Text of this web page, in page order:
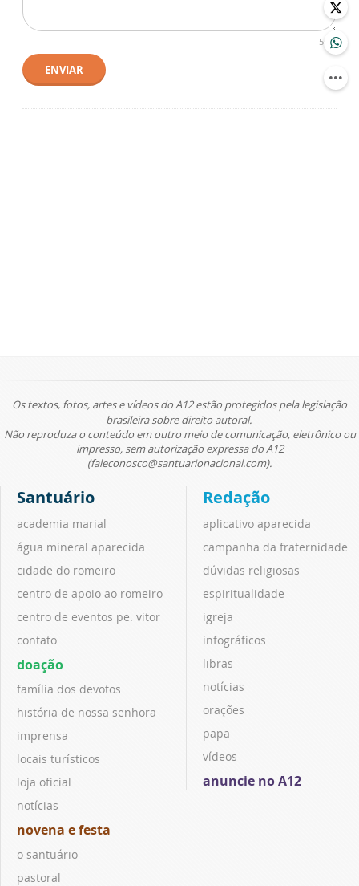
500
ENVIAR
Os textos, fotos, artes e vídeos do A12 estão protegidos pela legislação
brasileira sobre direito autoral.
Não reproduza o conteúdo em outro meio de comunicação, eletrônico ou
impresso, sem autorização expressa do A12
(faleconosco@santuarionacional.com).
Santuário
academia marial
água mineral aparecida
cidade do romeiro
centro de apoio ao romeiro
centro de eventos pe. vitor
contato
doação
família dos devotos
história de nossa senhora
imprensa
locais turísticos
loja oficial
notícias
novena e festa
o santuário
pastoral
Redação
aplicativo aparecida
campanha da fraternidade
dúvidas religiosas
espiritualidade
igreja
infográficos
libras
notícias
orações
papa
vídeos
anuncie no A12